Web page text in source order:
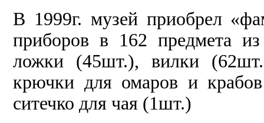
В 1999г. музей приобрел
приборов в 162 предмета
ложки (45шт.), вилки
крючки для омаров и
ситечко для чая (1шт.)